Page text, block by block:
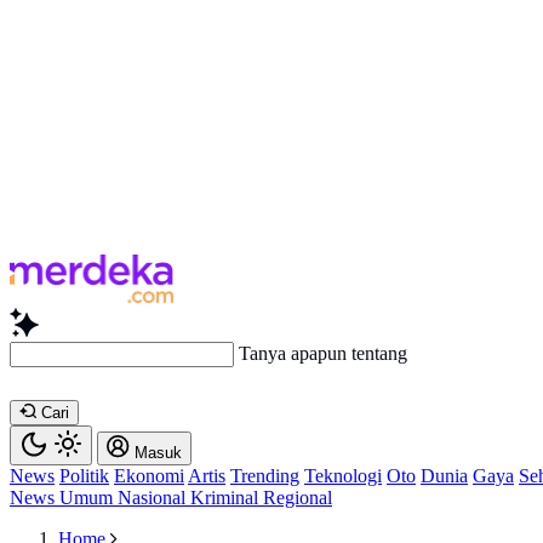
Tanya apapun tentang artikel in
Cari
Masuk
News Politik Ekonomi Artis Trending Teknologi Oto Dunia Gaya
News Umum Nasional Kriminal Regional
Home